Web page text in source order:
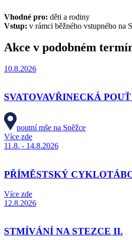
Vhodné pro: děti a rodiny
Vstup: v rámci běžného vstupného na
Akce v podobném
10.8.2026
SVATOVAVŘINECKÁ
poutní mše na Sněžce
Více zde
11.8. - 14.8.2026
PŘÍMĚSTSKÝ
Více zde
12.8.2026
STMÍVÁNÍ NA STEZCE II.